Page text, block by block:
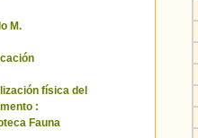
M.
física del
:
Fauna